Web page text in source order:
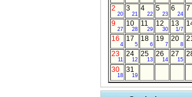
2
20
3
21
4
22
5
23
6
24
7
9
27
10
28
11
29
12
30
13
1/7
16
4
17
5
18
6
19
7
20
8
23
11
24
12
25
13
26
14
27
15
30
18
31
19